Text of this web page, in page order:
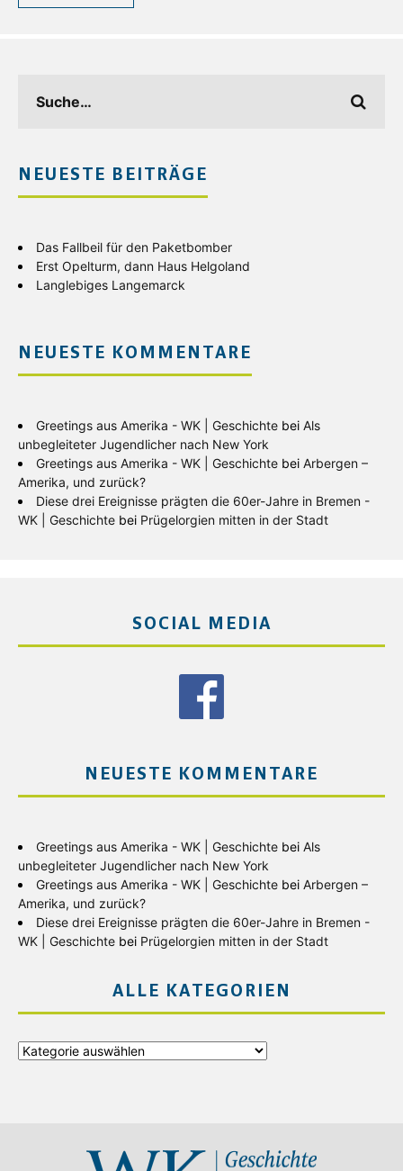
NEUESTE BEITRÄGE
Das Fallbeil für den Paketbomber
Erst Opelturm, dann Haus Helgoland
Langlebiges Langemarck
NEUESTE KOMMENTARE
Greetings aus Amerika - WK | Geschichte bei Als
unbegleiteter Jugendlicher nach New York
Greetings aus Amerika - WK | Geschichte bei Arbergen –
Amerika, und zurück?
Diese drei Ereignisse prägten die 60er-Jahre in Bremen -
WK | Geschichte bei Prügelorgien mitten in der Stadt
SOCIAL MEDIA
NEUESTE KOMMENTARE
Greetings aus Amerika - WK | Geschichte bei Als
unbegleiteter Jugendlicher nach New York
Greetings aus Amerika - WK | Geschichte bei Arbergen –
Amerika, und zurück?
Diese drei Ereignisse prägten die 60er-Jahre in Bremen -
WK | Geschichte bei Prügelorgien mitten in der Stadt
ALLE KATEGORIEN
Alle